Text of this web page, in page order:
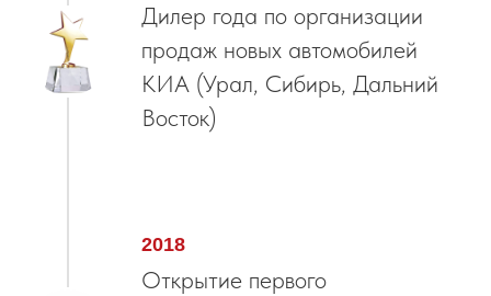
Дилер года по организации
продаж новых автомобилей
КИА (Урал, Сибирь, Дальний
Восток)
2018
Открытие первого